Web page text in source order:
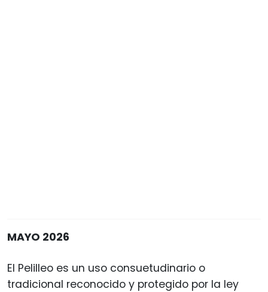
MAYO 2026
El Pelilleo es un uso consuetudinario o
tradicional reconocido y protegido por la ley